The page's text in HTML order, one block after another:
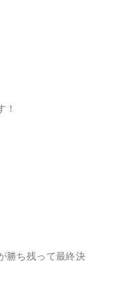
！
勝ち残って最終決